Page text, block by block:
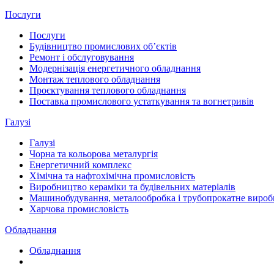
Послуги
Послуги
Будівництво промислових обʼєктів
Ремонт і обслуговування
Модернізація енергетичного обладнання
Монтаж теплового обладнання
Проєктування теплового обладнання
Поставка промислового устаткування та вогнетривів
Галузі
Галузі
Чорна та кольорова металургія
Енергетичний комплекс
Хімічна та нафтохімічна промисловість
Виробництво кераміки та будівельних матеріалів
Машинобудування, металообробка і трубопрокатне
Харчова промисловість
Обладнання
Обладнання